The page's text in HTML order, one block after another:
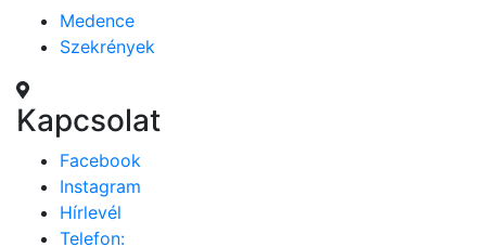
Medence
Szekrények
Kapcsolat
Facebook
Instagram
Hírlevél
Telefon: